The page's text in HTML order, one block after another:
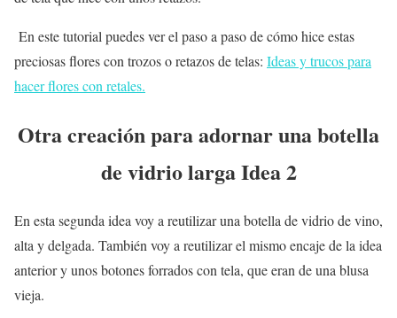
En este tutorial puedes ver el paso a paso de cómo hice estas
preciosas flores con trozos o retazos de telas: Ideas y trucos para
hacer flores con retales.
Otra creación para adornar una botella
de vidrio larga Idea 2
En esta segunda idea voy a reutilizar una botella de vidrio de vino,
alta y delgada. También voy a reutilizar el mismo encaje de la idea
anterior y unos botones forrados con tela, que eran de una blusa
vieja.